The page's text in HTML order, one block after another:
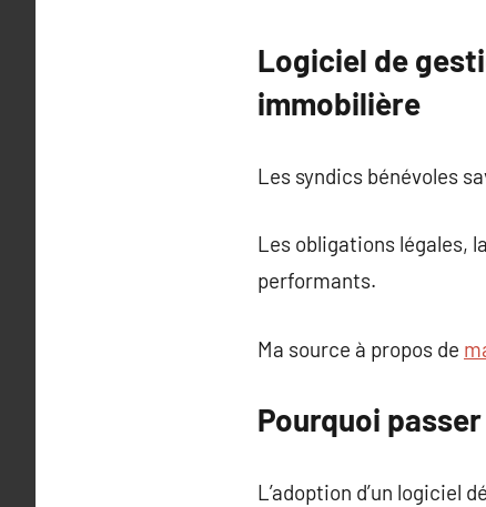
Logiciel de
immobilière
Les syndics bénévoles
Les obligations légales,
performants.
Ma source à propos de
Pourquoi
L’adoption d’un logiciel